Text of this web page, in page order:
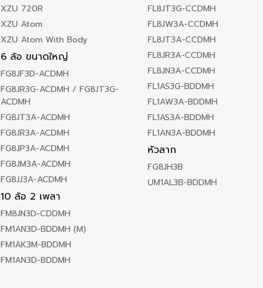
XZU 720R
XZU Atom
XZU Atom With Body
6 ล้อ ขนาดใหญ่
FG8JF3D-ACDMH
FG8JR3G-ACDMH / FG8JT3G-
ACDMH
FG8JT3A-ACDMH
FG8JR3A-ACDMH
FG8JP3A-ACDMH
FG8JM3A-ACDMH
FG8JJ3A-ACDMH
10 ล้อ 2 เพลา
FM8JN3D-CDDMH
FM1AN3D-BDDMH (M)
FM1AK3M-BDDMH
FM1AN3D-BDDMH
FL8JT3G-CCDMH
FL8JW3A-CCDMH
FL8JT3A-CCDMH
FL8JR3A-CCDMH
FL8JN3A-CCDMH
FL1AS3G-BDDMH
FL1AW3A-BDDMH
FL1AS3A-BDDMH
FL1AN3A-BDDMH
หัวลาก
FG8JH3B
UM1AL3B-BDDMH